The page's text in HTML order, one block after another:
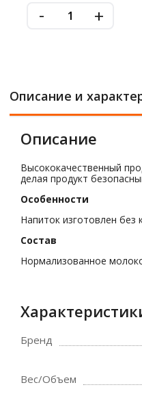
- +
Описание и
Описание
Высококачественный
делая продукт
Особенности
Напиток изготовлен
Состав
Нормализованное
Бренд
Вес/Объем